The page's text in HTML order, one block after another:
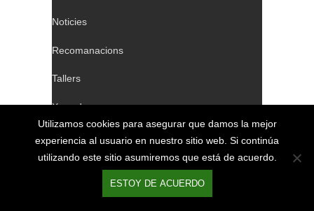
Noticies
Recomanacions
Tallers
Xerrades
TELÈFONS DE CONTACTE
Utilizamos cookies para asegurar que damos la mejor
experiencia al usuario en nuestro sitio web. Si continúa
utilizando este sitio asumiremos que está de acuerdo.
ESTOY DE ACUERDO